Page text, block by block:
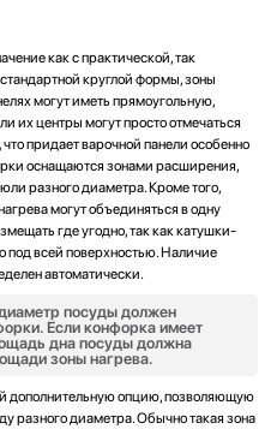
как с практической, так
круглой формы, зоны
могут иметь прямоугольную,
их центры могут просто отмечаться
придает варочной панели особенно
оснащаются зонами расширения,
разного диаметра. Кроме того,
могут объединяться в одну
где угодно, так как катушки-
под всей поверхностью. Наличие
автоматически.
посуды должен
Если конфорка имеет
дна посуды должна
зоны нагрева.
дополнительную опцию, позволяющую
разного диаметра. Обычно такая зона